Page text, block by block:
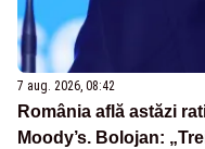
7 aug. 2026, 08:42
România află astăzi
Moody’s. Bolojan: